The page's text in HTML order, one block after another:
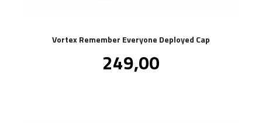
Vortex Remember Everyone Deployed Cap
Pris
249,00